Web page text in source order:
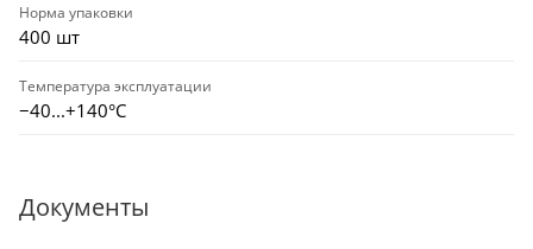
Норма упаковки
400 шт
Температура эксплуатации
−40...+140°C
Документы